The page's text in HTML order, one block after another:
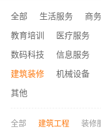
全部 生活服务 商
教育培训
医疗服务
数码科技
信息服务
建筑装修
机械设备
其他
全部 建筑工程 装修